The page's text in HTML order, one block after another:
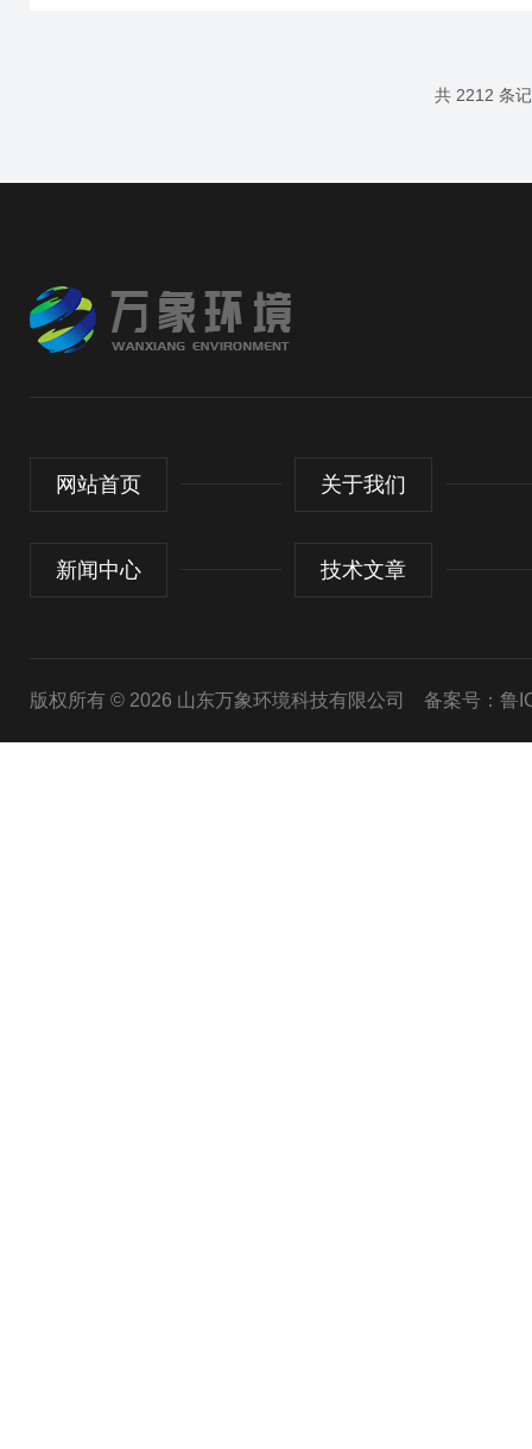
传参全自动化运行，大幅降低植保人工成本，提升田间
共 2212 条
网站首页 关于我们
新闻中心 技术文章
版权所有 © 2026 山东万象环境科技有限公司 备案号：鲁